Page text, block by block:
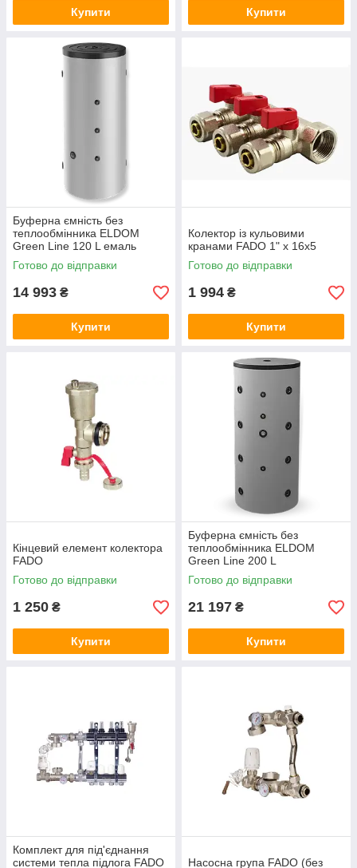
Купити Купити
Буферна ємність без
теплообмінника ELDOM
Green Line 120 L емаль
Готово до відправки
14 993 ₴
Купити
Колектор із кульовими
кранами FADO 1" x 16x5
Готово до відправки
1 994 ₴
Купити
Кінцевий елемент колектора
FADO
Готово до відправки
1 250 ₴
Купити
Буферна ємність без
теплообмінника ELDOM
Green Line 200 L
Готово до відправки
21 197 ₴
Купити
Комплект для під'єднання
системи тепла підлога FADO
Насосна група FADO (без